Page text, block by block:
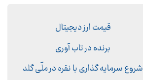
قیمت ارز دیجیتال
برنده در تاب آوری
شروع سرمایه گذاری با نقره در ملّی گلد